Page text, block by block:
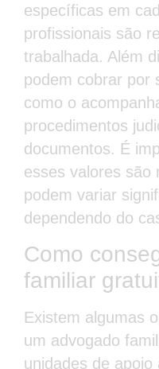
específicas em
profissionais são
trabalhada. Além
podem cobrar por
como o
procedimentos
documentos. É
esses valores são
podem variar
dependendo do
Como
familiar
Existem algumas
um advogado
unidades de apoio